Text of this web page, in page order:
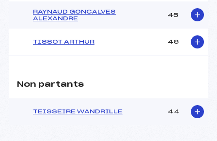
162.0700
Catégorie :
U14
RAYNAUD GONCALVES
ALEXANDRE
45
TISSOT ARTHUR 46
Non partants
TEISSEIRE WANDRILLE 44